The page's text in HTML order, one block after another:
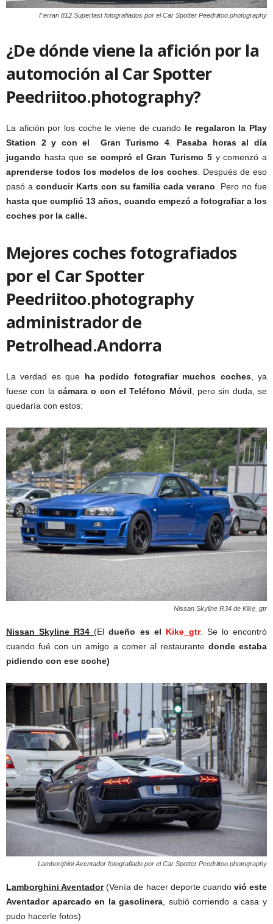
Ferrari 812 Superfast fotografiados por el Car Spotter Peedriitoo.photography
¿De dónde viene la afición por la
automoción al Car Spotter
Peedriitoo.photography?
La afición por los coche le viene de cuando le regalaron la Play
Station 2 y con el Gran Turismo 4. Pasaba horas al día
jugando hasta quese compró el Gran Turismo 5y comenzó a
aprenderse todos los modelos de los coches . Después de eso
pasó a conducir Karts con su familia cada verano . Pero no fue
hasta que cumplió 13 años, cuando empezó a fotografiar a los
coches por la calle.
Mejores coches fotografiados
por el Car Spotter
Peedriitoo.photography
administrador de
Petrolhead.Andorra
La verdad es que ha podido fotografiar muchos coches, ya
fuese con la cámara o con el Teléfono Móvil , pero sin duda, se
quedaría con estos:
Nissan Skyline R34 de Kike_gtr
Nissan Skyline R34 (Eldueño es el Kike_gtr. Se lo encontró
cuando fué con un amigo a comer al restaurante donde estaba
pidiendo con ese coche)
Lamborghini Aventador fotografiado por el Car Spotter Peedriitoo.photography
Lamborghini Aventador(Venía de hacer deporte cuando vió este
Aventador aparcado en la gasolinera, subió corriendo a casa y
pudo hacerle fotos)